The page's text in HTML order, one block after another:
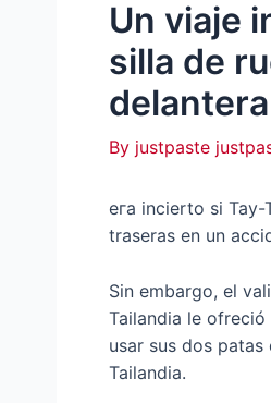
Un viaje
silla de
By justpaste
eга incierto si
traseras en un
Sin embargo, el
Tailandia le ofreció
usar sus dos
Tailandia.